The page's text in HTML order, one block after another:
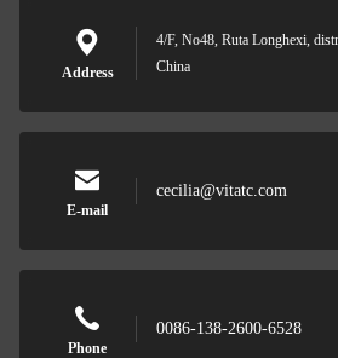
Address
4/F, No48, Ruta Longhexi,
China
E-mail
cecilia@vitatc.com
Phone
0086-138-2600-6528